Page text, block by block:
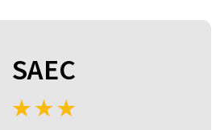
SAEC